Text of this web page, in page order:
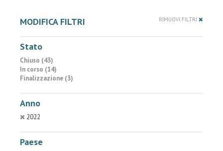
MODIFICA FILTRI RIMUOVI FILTRI
Stato
Chiuso (43)
In corso (14)
Finalizzazione (3)
Anno
2022
Paese